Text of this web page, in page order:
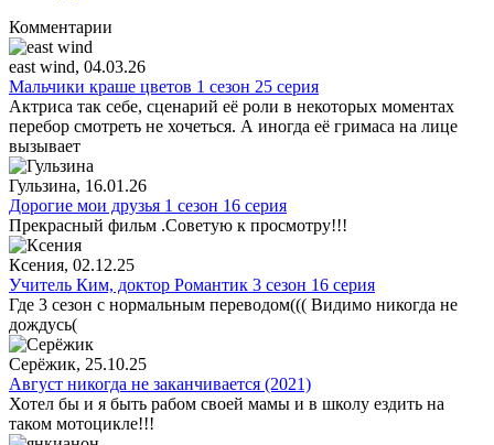
Комментарии
east wind, 04.03.26
Мальчики краше цветов 1 сезон 25 серия
Актриса так себе, сценарий её роли в некоторых моментах
перебор смотреть не хочеться. А иногда её гримаса на лице
вызывает
Гульзина, 16.01.26
Дорогие мои друзья 1 сезон 16 серия
Прекрасный фильм .Советую к просмотру!!!
Ксения, 02.12.25
Учитель Ким, доктор Романтик 3 сезон 16 серия
Где 3 сезон с нормальным переводом((( Видимо никогда не
дождусь(
Серёжик, 25.10.25
Август никогда не заканчивается (2021)
Хотел бы и я быть рабом своей мамы и в школу ездить на
таком мотоцикле!!!